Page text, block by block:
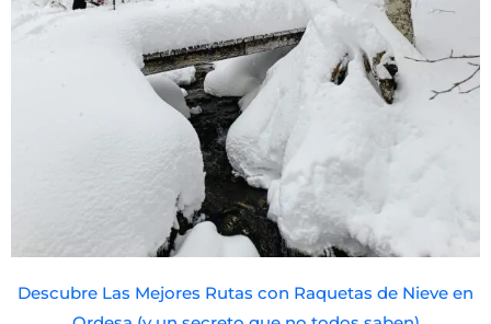
Descubre Las Mejores Rutas con Raquetas de Nieve en